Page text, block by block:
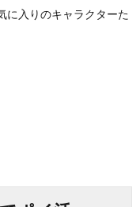
に入りのキャラクターた